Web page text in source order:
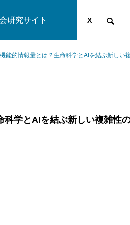
研究サイト X
機能的情報量とは？生命科学とAIを結ぶ新しい
科学とAIを結ぶ新しい複雑性